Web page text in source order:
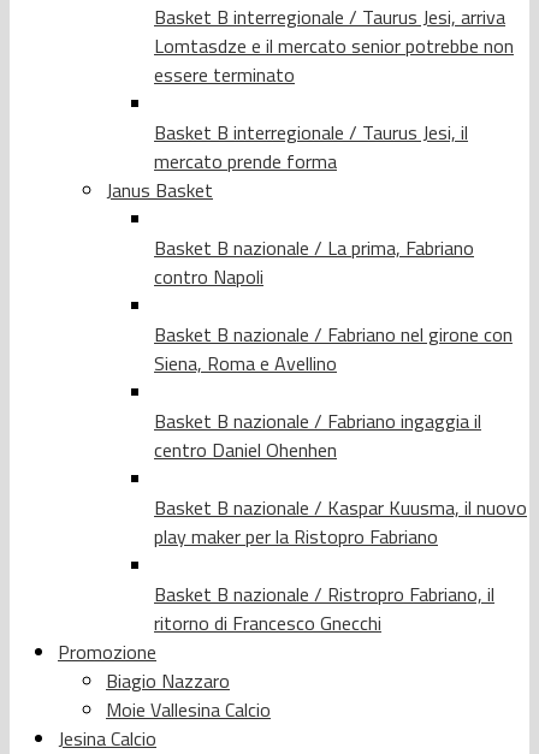
Basket B interregionale / Taurus Jesi, arriva
Lomtasdze e il mercato senior potrebbe non
essere terminato
Basket B interregionale / Taurus Jesi, il
mercato prende forma
Janus Basket
Basket B nazionale / La prima, Fabriano
contro Napoli
Basket B nazionale / Fabriano nel girone con
Siena, Roma e Avellino
Basket B nazionale / Fabriano ingaggia il
centro Daniel Ohenhen
Basket B nazionale / Kaspar Kuusma, il nuovo
play maker per la Ristopro Fabriano
Basket B nazionale / Ristropro Fabriano, il
ritorno di Francesco Gnecchi
Promozione
Biagio Nazzaro
Moie Vallesina Calcio
Jesina Calcio